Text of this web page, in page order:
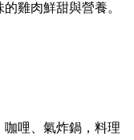
雞肉鮮甜與營養。
哩、氣炸鍋，料理